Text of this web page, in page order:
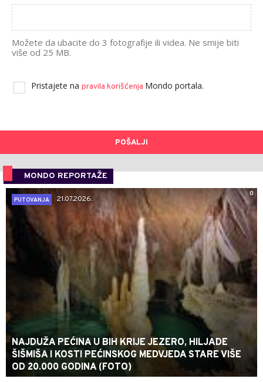
Možete da ubacite do 3 fotografije ili videa. Ne smije biti
više od 25 MB.
Pristajete na pravila korišćenja Mondo portala.
POŠALJI
MONDO REPORTAŽE
0
PUTOVANJA
21.07.2026.
NAJDUŽA PEĆINA U BIH KRIJE JEZERO, HILJADE
ŠIŠMIŠA I KOSTI PEĆINSKOG MEDVJEDA STARE VIŠE
OD 20.000 GODINA (FOTO)